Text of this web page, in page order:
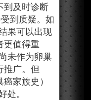
到及时诊断
到质疑。如
果可以出现
更值得重
未作为卵巢
推广。但
家族史）
处。